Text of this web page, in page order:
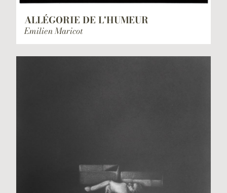
ALLÉGORIE DE L'HUMEUR
Emilien Maricot